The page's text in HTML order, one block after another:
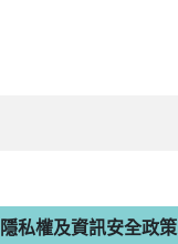
隱私權及資訊安全政策